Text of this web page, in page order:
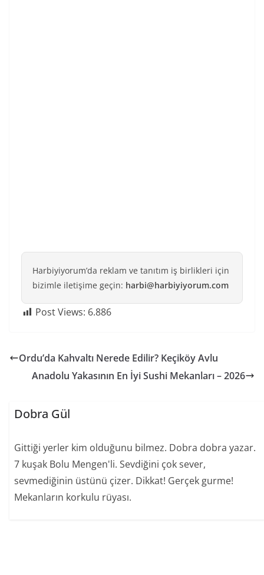
Harbiyiyorum’da reklam ve tanıtım iş birlikleri için
bizimle iletişime geçin: harbi@harbiyiyorum.com
Post Views: 6.886
Ordu’da Kahvaltı Nerede Edilir? Keçiköy Avlu
Anadolu Yakasının En İyi Sushi Mekanları – 2026
Dobra Gül
Gittiği yerler kim olduğunu bilmez. Dobra dobra yazar.
7 kuşak Bolu Mengen'li. Sevdiğini çok sever,
sevmediğinin üstünü çizer. Dikkat! Gerçek gurme!
Mekanların korkulu rüyası.